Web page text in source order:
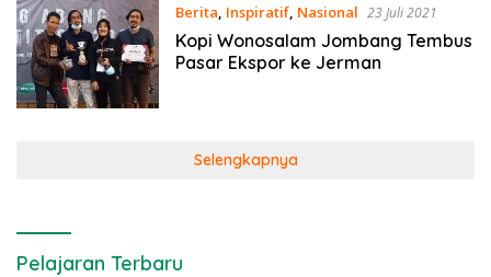
Berita, Inspiratif, Nasional 23 Juli 2021
Kopi Wonosalam Jombang Tembus
Pasar Ekspor ke Jerman
Selengkapnya
Pelajaran Terbaru